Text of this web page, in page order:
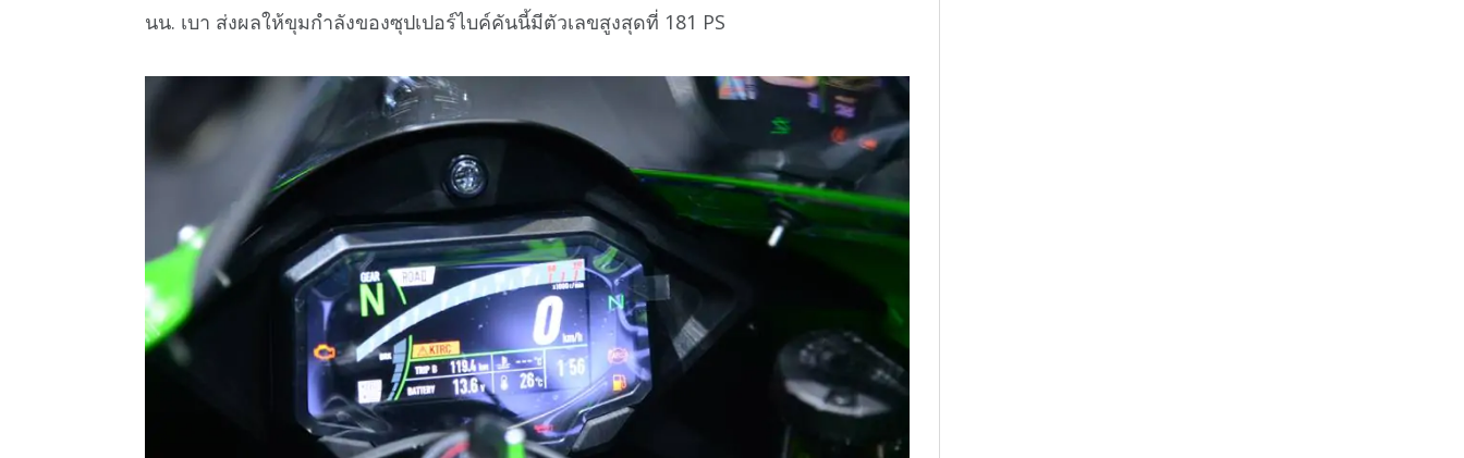
นน. เบา ส่งผลให้ขุมกำลังของซุปเปอร์ไบค์คันนี้มีตัวเลขสูงสุดที่ 181 PS